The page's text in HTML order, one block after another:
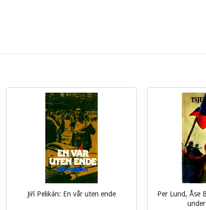
Jiří Pelikán: En vår uten ende
Per Lund, Åse